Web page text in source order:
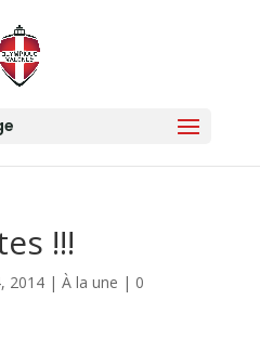
!!!
2014| À la une | 0